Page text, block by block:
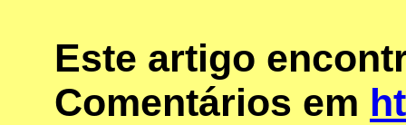
Este artigo
Comentários em